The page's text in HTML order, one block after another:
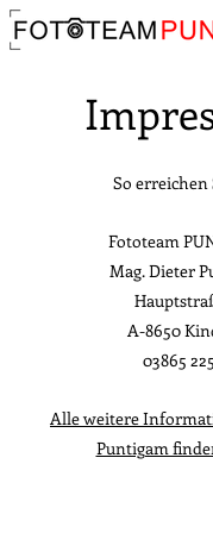
So erreichen
Fototeam
Mag. Dieter
A-8650
03865
Alle weitere
Puntigam